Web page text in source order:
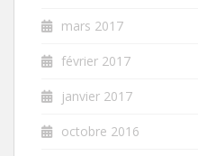
mars 2017
février 2017
janvier 2017
octobre 2016